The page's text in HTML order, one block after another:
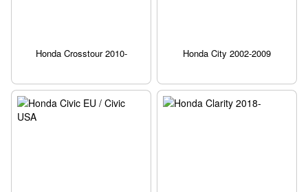
Honda Crosstour 2010- Honda City 2002-2009